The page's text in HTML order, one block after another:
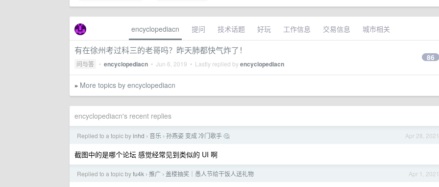
encyclopediacn 提问 技术话题 好玩 工作信息 交易信息 城市相关
有在徐州考过科三的老哥吗？昨天肺都快气炸了！
问与答 • encyclopediacn • Jun 6, 2019 • Lastly replied byencyclopediacn
86
» More topics by encyclopediacn
encyclopediacn's recent replies
Apr 28, 2021
Replied to a topic byinhd › 音乐 › 孙燕姿 变成 冷门歌手 🤔️
截图中的是哪个论坛 感觉经常见到类似的 UI 啊
Apr 1, 2021
Replied to a topic byfu4k › 推广 › 盖楼抽奖｜愚人节给干饭人送礼物